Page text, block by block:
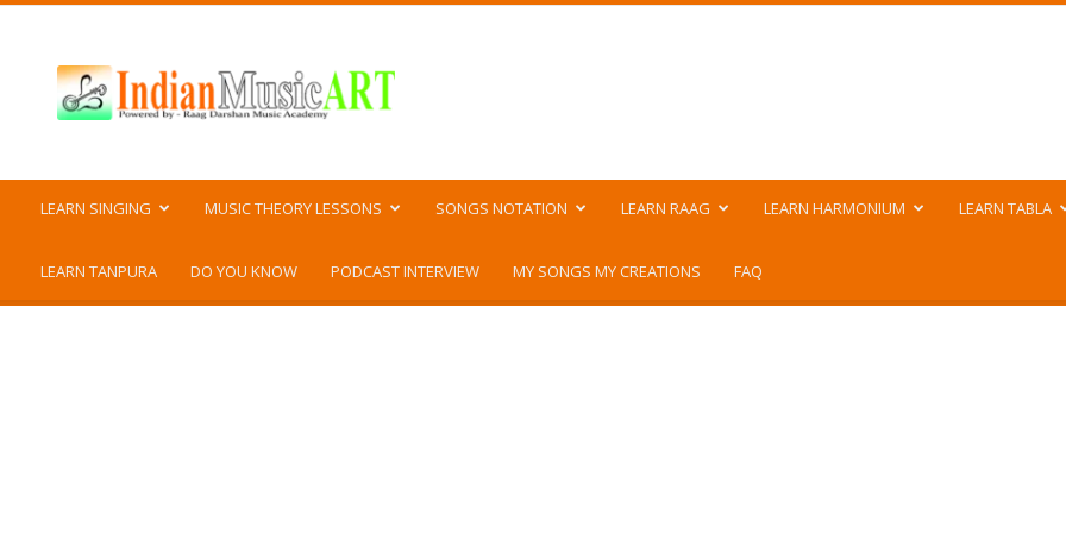
Music
ART
LEARN SINGING MUSIC THEORY LESSONS SONGS NOTATION LEARN RAAG LEARN HARMONIUM LEARN TABLA
LEARN TANPURA DO YOU KNOW PODCAST INTERVIEW MY SONGS MY CREATIONS FAQ